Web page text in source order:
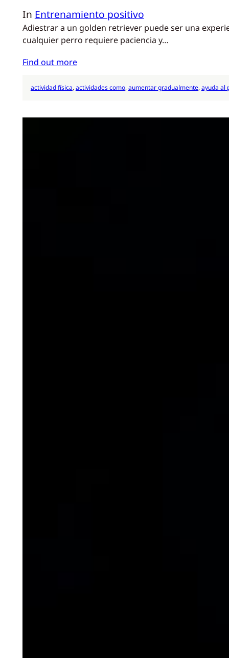
In Entrenamiento positivo
Adiestrar a un golden retriever puede ser una
cualquier perro requiere paciencia y…
Find out more
actividad física, actividades como, aumentar gradualmente, ayuda al